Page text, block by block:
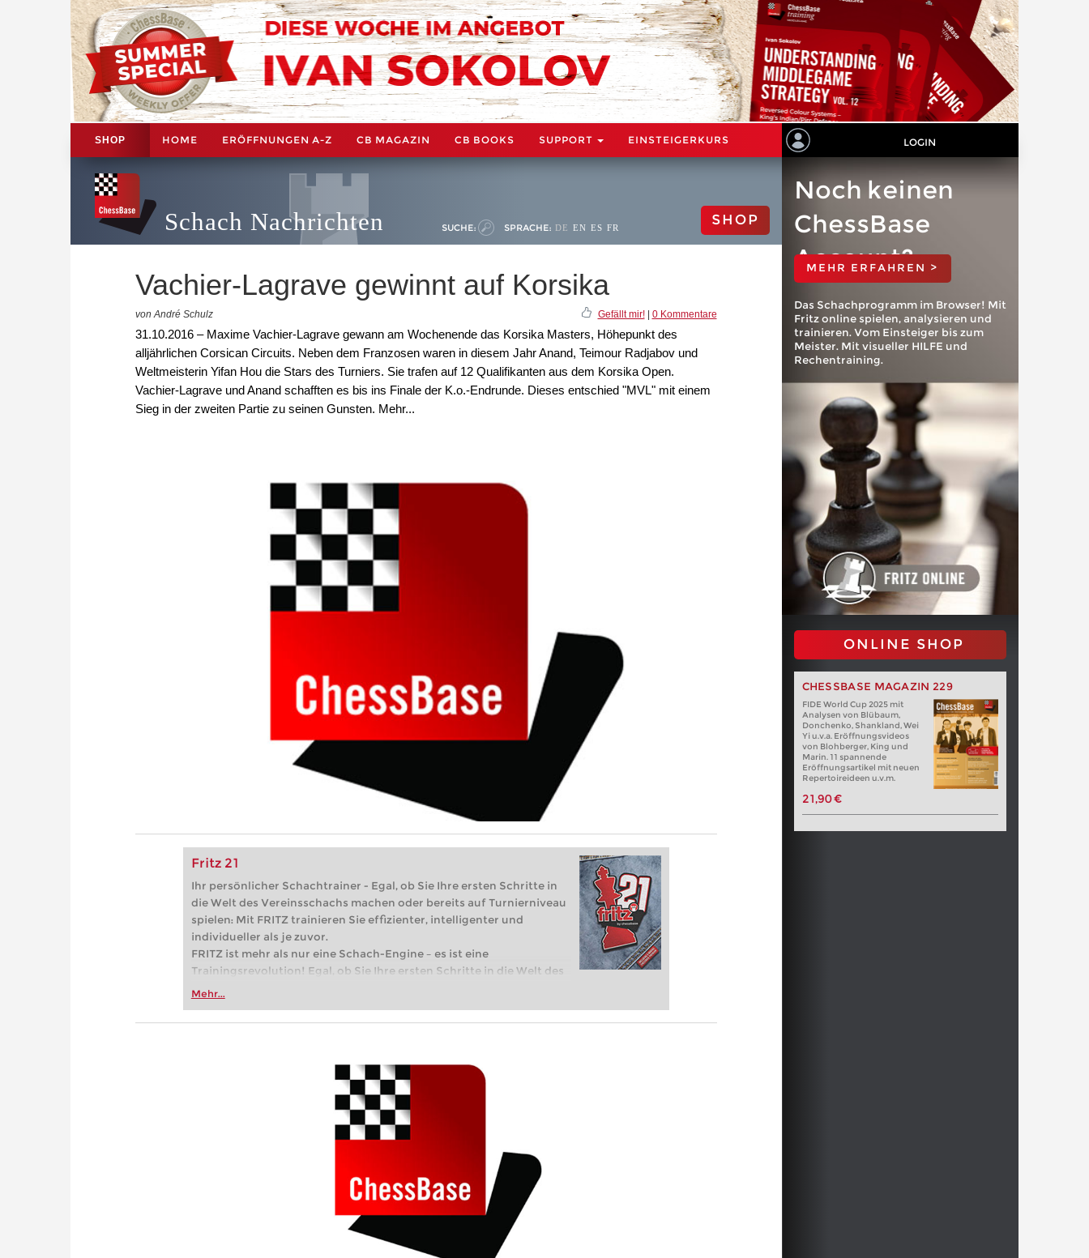
SHOP HOME ERÖFFNUNGEN A-Z CB MAGAZIN CB BOOKS SUPPORT EINSTEIGERKURS LOGIN
Schach Nachrichten SUCHE: SPRACHE: DE EN ES FR SHOP
Vachier-Lagrave gewinnt auf Korsika
von André Schulz Gefällt mir!| 0 Kommentare
31.10.2016 – Maxime Vachier-Lagrave gewann am Wochenende das Korsika Masters, Höhepunkt des
alljährlichen Corsican Circuits. Neben dem Franzosen waren in diesem Jahr Anand, Teimour Radjabov und
Weltmeisterin Yifan Hou die Stars des Turniers. Sie trafen auf 12 Qualifikanten aus dem Korsika Open.
Vachier-Lagrave und Anand schafften es bis ins Finale der K.o.-Endrunde. Dieses entschied "MVL" mit einem
Sieg in der zweiten Partie zu seinen Gunsten. Mehr...
Fritz 21
Ihr persönlicher Schachtrainer - Egal, ob Sie Ihre ersten Schritte in
die Welt des Vereinsschachs machen oder bereits auf Turnierniveau
spielen: Mit FRITZ trainieren Sie effizienter, intelligenter und
individueller als je zuvor.
FRITZ ist mehr als nur eine Schach-Engine – es ist eine
Trainingsrevolution! Egal, ob Sie Ihre ersten Schritte in die Welt des
Vereinsschachs machen oder bereits auf Turnierniveau spielen: Mit
zuvor.
Mehr...
Noch keinen
ChessBase
Account?
MEHR ERFAHREN >
Das Schachprogramm im Browser! Mit
Fritz online spielen, analysieren und
trainieren. Vom Einsteiger bis zum
Meister. Mit visueller HILFE und
Rechentraining.
ONLINE SHOP
CHESSBASE MAGAZIN 229
FIDE World Cup 2025 mit
Analysen von Blübaum,
Donchenko, Shankland, Wei
Yi u.v.a. Eröffnungsvideos
von Blohberger, King und
Marin. 11 spannende
Eröffnungsartikel mit neuen
Repertoireideen u.v.m.
21,90 €